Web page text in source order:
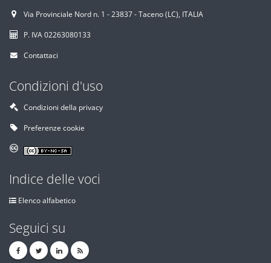
Via Provinciale Nord n. 1 - 23837 - Taceno (LC), ITALIA
P. IVA 02263080133
Contattaci
Condizioni d'uso
Condizioni della privacy
Preferenze cookie
Indice delle voci
Elenco alfabetico
Seguici su